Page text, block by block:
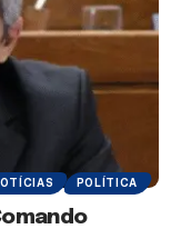
POLÍTICA